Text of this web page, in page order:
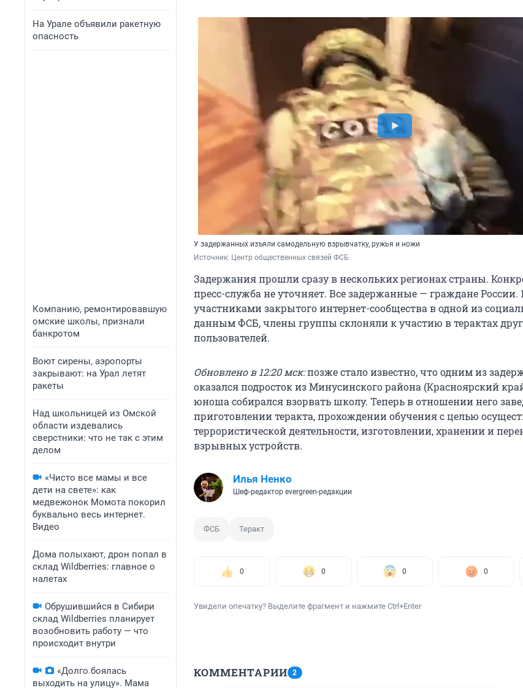
На Урале объявили ракетную
опасность
Компанию, ремонтировавшую
омские школы, признали
банкротом
Воют сирены, аэропорты
закрывают: на Урал летят
ракеты
Над школьницей из Омской
области издевались
сверстники: что не так с этим
делом
«Чисто все мамы и все
дети на свете»: как
медвежонок Момота покорил
буквально весь интернет.
Видео
Дома полыхают, дрон попал в
склад Wildberries: главное о
налетах
Обрушившийся в Сибири
склад Wildberries планирует
возобновить работу — что
происходит внутри
«Долго боялась
выходить на улицу». Мама
У задержанных изъяли самодельную взрывчатку, ружья и ножи
Источник: Центр общественных связей ФСБ
Задержания прошли сразу в нескольких регионах страны.
пресс-служба не уточняет. Все задержанные — граждане России.
участниками закрытого интернет-сообщества в одной из
данным ФСБ, члены группы склоняли к участию в терактах
пользователей.
Обновлено в 12:20 мск:позже стало известно, что одним из
оказался подросток из Минусинского района (Красноярский
юноша собирался взорвать школу. Теперь в отношении него
приготовлении теракта, прохождении обучения с целью
террористической деятельности, изготовлении, хранении и
взрывных устройств.
Илья Ненко
Шеф-редактор evergreen-редакции
ФСБ Теракт
0 0 0 0
Увидели опечатку? Выделите фрагмент и нажмите Ctrl+Enter
КОММЕНТАРИИ 2